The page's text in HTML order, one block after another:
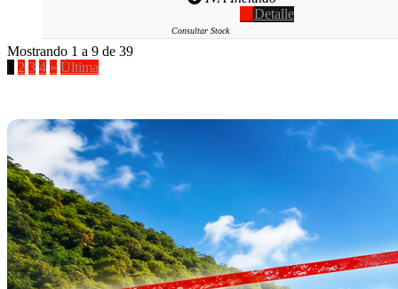
Detalle
Consultar Stock
Mostrando 1 a 9 de 39
2 3 4 » Última